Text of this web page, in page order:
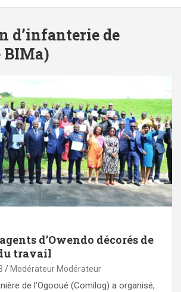
d’infanterie de
BIMa)
d’Owendo décorés de
travail
Modérateur Modérateur
de l’Ogooué (Comilog) a organisé,